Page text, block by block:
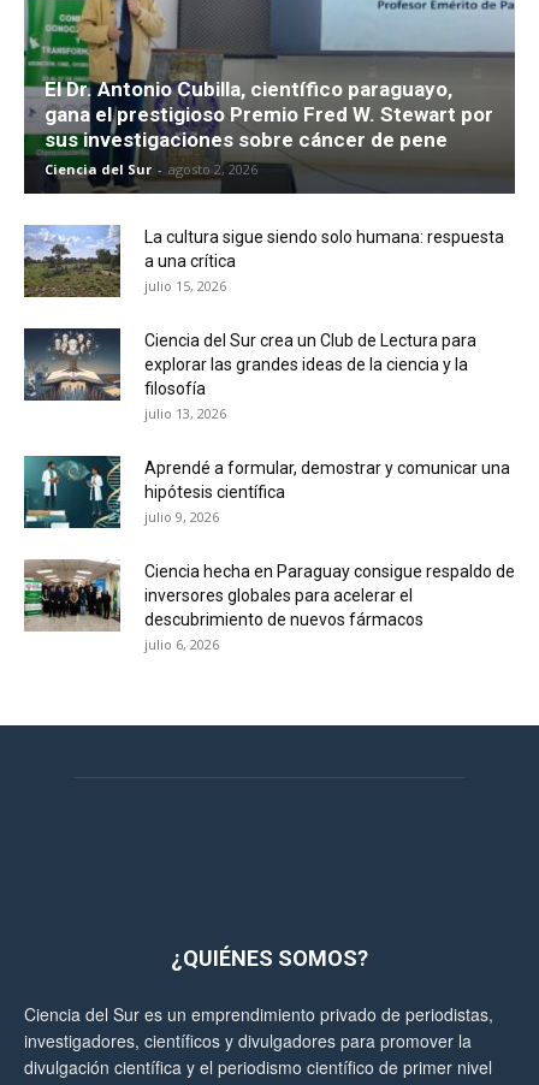
El Dr. Antonio Cubilla, científico paraguayo,
gana el prestigioso Premio Fred W. Stewart por
sus investigaciones sobre cáncer de pene
Ciencia del Sur - agosto 2, 2026
La cultura sigue siendo solo humana: respuesta
a una crítica
julio 15, 2026
Ciencia del Sur crea un Club de Lectura para
explorar las grandes ideas de la ciencia y la
filosofía
julio 13, 2026
Aprendé a formular, demostrar y comunicar una
hipótesis científica
julio 9, 2026
Ciencia hecha en Paraguay consigue respaldo de
inversores globales para acelerar el
descubrimiento de nuevos fármacos
julio 6, 2026
¿QUIÉNES SOMOS?
Ciencia del Sur es un emprendimiento privado de periodistas,
investigadores, científicos y divulgadores para promover la
divulgación científica y el periodismo científico de primer nivel